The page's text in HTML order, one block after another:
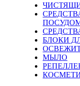
БЛОКИ
МЫЛО